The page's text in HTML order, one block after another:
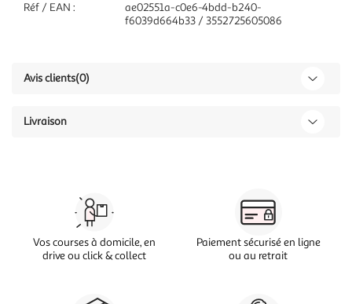
Réf / EAN :
ae02551a-c0e6-4bdd-b240-
f6039d664b33 / 3552725605086
Avis clients(0)
Livraison
Vos courses à domicile, en
drive ou click & collect
Paiement sécurisé en ligne
ou au retrait